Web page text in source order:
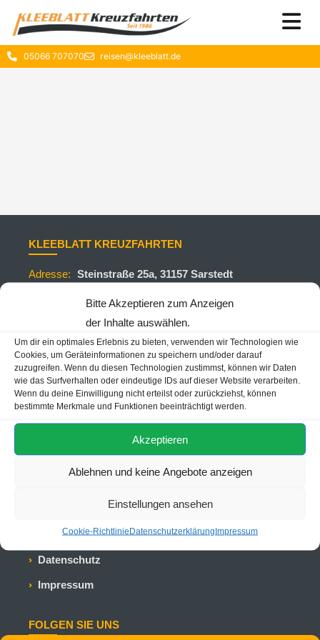
Bitte Akzeptieren zum Anzeigen
der Inhalte auswählen.
Um dir ein optimales Erlebnis zu bieten, verwenden wir Technologien wie
Cookies, um Geräteinformationen zu speichern und/oder darauf
zuzugreifen. Wenn du diesen Technologien zustimmst, können wir Daten
wie das Surfverhalten oder eindeutige IDs auf dieser Website verarbeiten.
Wenn du deine Einwilligung nicht erteilst oder zurückziehst, können
bestimmte Merkmale und Funktionen beeinträchtigt werden.
Akzeptieren
Ablehnen und keine Angebote anzeigen
Einstellungen ansehen
Cookie-RichtlinieDatenschutzerklärungImpressum
05066 707070 reisen@kleeblatt.de
KLEEBLATT KREUZFAHRTEN
Adresse: Steinstraße 25a, 31157 Sarstedt
+495066707070
+4915905426571
E-Mail: reisen@kleeblatt.de
Öffnungszeiten: Mo-Fr 09:00 - 18:00 Uhr
Sa 09:00 - 13:00 Uhr
Kundennote
Datenschutz
Impressum
FOLGEN SIE UNS